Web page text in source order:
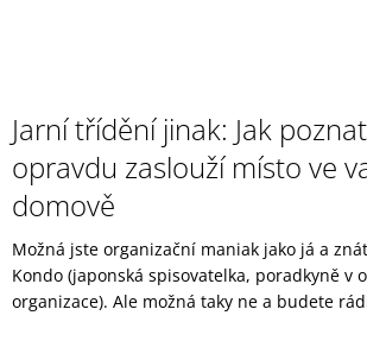
Jarní třídění jinak: Jak
opravdu zaslouží místo ve
domově
Možná jste organizační maniak jako já a
Kondo (japonská spisovatelka, poradkyně v
organizace). Ale možná taky ne a budete